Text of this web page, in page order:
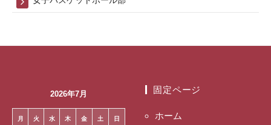
2026年7月
月 火 水 木 金 土 日
固定ページ
ホーム